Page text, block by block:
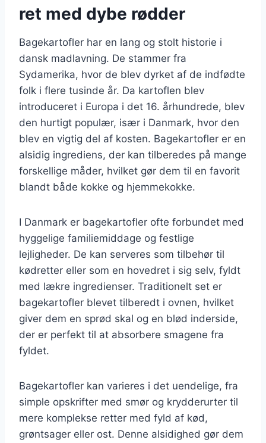
ret med dybe rødder
Bagekartofler har en lang og stolt historie i
dansk madlavning. De stammer fra
Sydamerika, hvor de blev dyrket af de indfødte
folk i flere tusinde år. Da kartoflen blev
introduceret i Europa i det 16. århundrede, blev
den hurtigt populær, især i Danmark, hvor den
blev en vigtig del af kosten. Bagekartofler er en
alsidig ingrediens, der kan tilberedes på mange
forskellige måder, hvilket gør dem til en favorit
blandt både kokke og hjemmekokke.
I Danmark er bagekartofler ofte forbundet med
hyggelige familiemiddage og festlige
lejligheder. De kan serveres som tilbehør til
kødretter eller som en hovedret i sig selv, fyldt
med lækre ingredienser. Traditionelt set er
bagekartofler blevet tilberedt i ovnen, hvilket
giver dem en sprød skal og en blød inderside,
der er perfekt til at absorbere smagene fra
fyldet.
Bagekartofler kan varieres i det uendelige, fra
simple opskrifter med smør og krydderurter til
mere komplekse retter med fyld af kød,
grøntsager eller ost. Denne alsidighed gør dem